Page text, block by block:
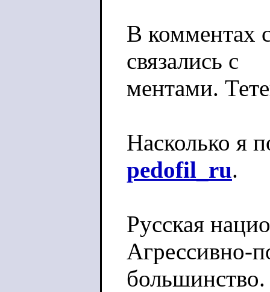
В комментах
связались с
ментами.
Насколько я
pedofil_ru.
Русская
Агрессивно-